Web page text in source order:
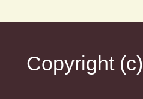
Copyright (c)